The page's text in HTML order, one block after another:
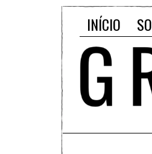
INÍCIO